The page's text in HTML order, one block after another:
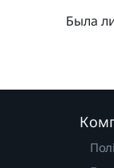
Была